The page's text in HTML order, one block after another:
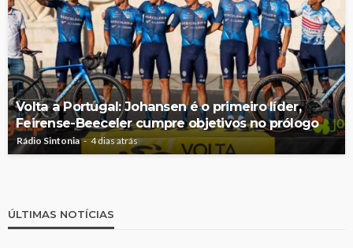
Volta a Portugal: Johansen é o primeiro líder,
Feirense-Beeceler cumpre objetivos no prólogo
Rádio Sintonia 4 dias atrás
ÚLTIMAS NOTÍCIAS